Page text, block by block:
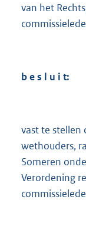
van het
b e s l u i t:
vast te stellen
wethouders,
Someren
Verordening